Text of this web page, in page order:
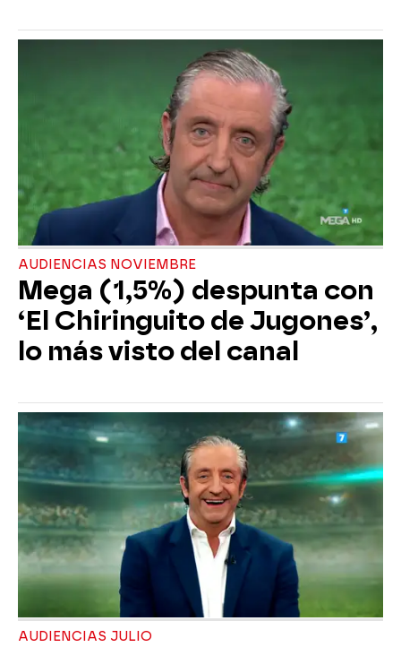
AUDIENCIAS NOVIEMBRE
Mega (1,5%) despunta con
‘El Chiringuito de Jugones’,
lo más visto del canal
AUDIENCIAS JULIO